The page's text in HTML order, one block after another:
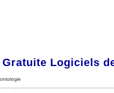
Logiciels